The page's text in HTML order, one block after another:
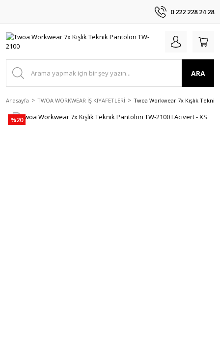
0 222 228 24 28
ARA
Anasayfa TWOA WORKWEAR İŞ KIYAFETLERİ Twoa Workwear 7x Kışlık
%20